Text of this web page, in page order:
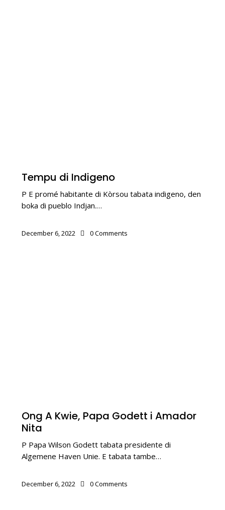
Tempu di Indigeno
P E promé habitante di Kòrsou tabata indigeno, den
boka di pueblo Indjan.…
December 6, 2022 0 Comments
Ong A Kwie, Papa Godett i Amador
Nita
P Papa Wilson Godett tabata presidente di
Algemene Haven Unie. E tabata tambe…
December 6, 2022 0 Comments